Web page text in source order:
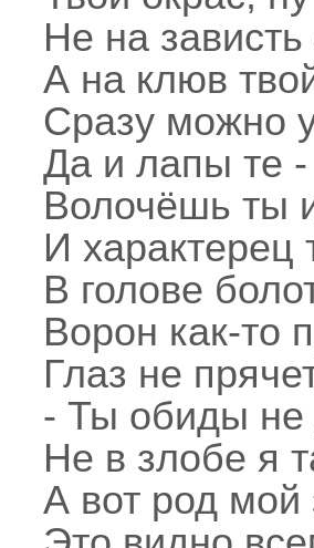
Не на
А на клюв
Сразу можно
Да и лапы те
Волочёшь ты
И характерец
В голове
Ворон как-то
Глаз не
- Ты обиды не
Не в злобе я
А вот род мой